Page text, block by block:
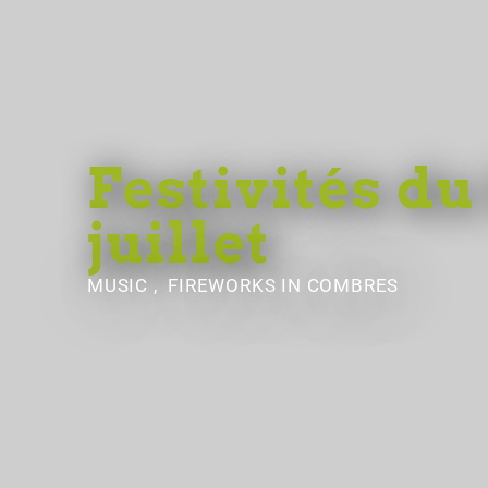
Festivités du
juillet
MUSIC , FIREWORKS IN COMBRES